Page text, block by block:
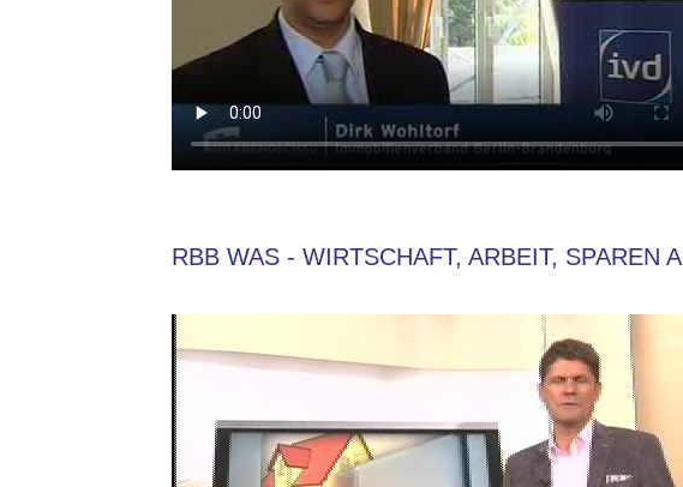
RBB WAS - WIRTSCHAFT, ARBEIT, SPAREN